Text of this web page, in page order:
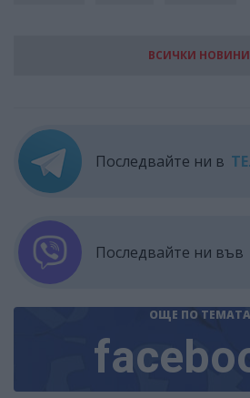
ВСИЧКИ НОВИНИ
Последвайте ни в
Последвайте ни във
ОЩЕ ПО ТЕМАТА